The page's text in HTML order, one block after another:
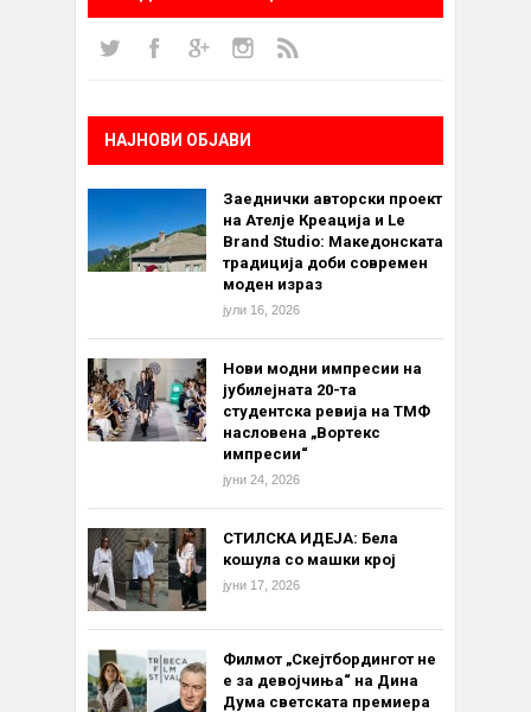
НАЈНОВИ ОБЈАВИ
Заеднички авторски проект
на Ателје Креација и Le
Brand Studio: Македонската
традиција доби современ
моден израз
јули 16, 2026
Нови модни импресии на
јубилејната 20-та
студентска ревија на ТМФ
насловена „Вортекс
импресии“
јуни 24, 2026
СТИЛСКА ИДЕЈА: Бела
кошула со машки крој
јуни 17, 2026
Филмот „Скејтбордингот не
е за девојчиња“ на Дина
Дума светската премиера